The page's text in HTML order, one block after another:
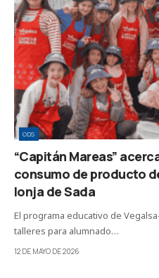
ODS
“Capitán Mareas”
consumo de producto
lonja de Sada
El programa educativo de
talleres para alumnado…
12 DE MAYO DE 2026